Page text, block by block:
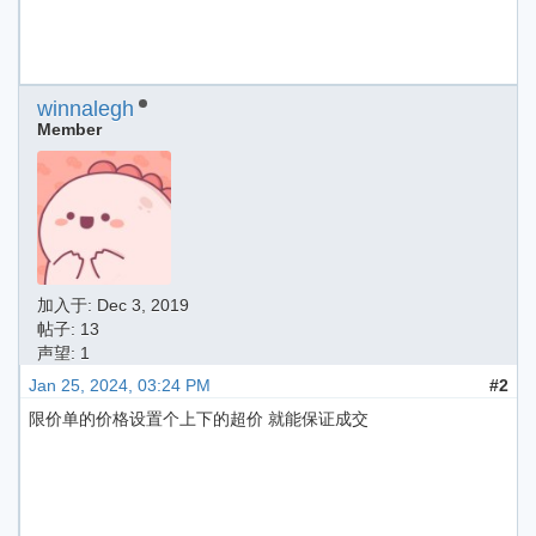
winnalegh
Member
加入于: Dec 3, 2019
帖子: 13
声望: 1
Jan 25, 2024, 03:24 PM
#2
限价单的价格设置个上下的超价 就能保证成交